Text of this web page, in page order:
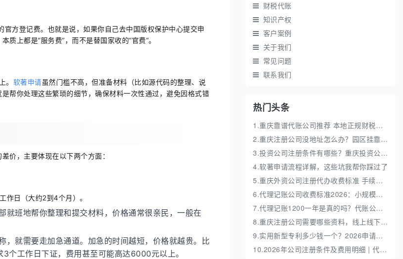
方登记费。也就是说，如果你自己去中国版权保护中心提交申
上都是“服务费”，而不是替国家收的“官费”。
。 软著申请虽然门槛不高，但准备材料（比如源代码的整理、说
帮你处理这些繁琐的细节，确保材料一次性通过，避免因格式错
价，主要体现在以下两个方面：
作日（大约2到4个月）。
就班地帮你整理和提交材料，价格通常很亲民，一般在
，就需要走加急通道。加急的时间越短，价格就越贵。比
个工作日下证，费用甚至可能高达6000元以上。
财税代账
知识产权
客户案例
关于我们
常见问题
联系我们
热门头条
1.重庆靠谱代账公司推荐 本地正规财税机构盘点
2.重庆注册公司没地址怎么办？园区挂靠地址性价比高
3.投资公司注册条件有哪些？重庆投资公司全流程代办
4.软著申请流程详解，这些坑我帮你踩过了
5.重庆外资公司注册代办收费标准 手续流程费用明细
6.代理记账公司收费标准2026：小规模和一般纳税人代账费解析
7.代理记账1200一年是真的吗？代账公司收费价格解析
8.重庆注册公司需要哪些资料，线上线下办理全流程
9.实用新型专利多少钱一个？2026申请流程及费用明细解析
10.2026年公司注册条件及费用明细 | 代办流程与避坑指南